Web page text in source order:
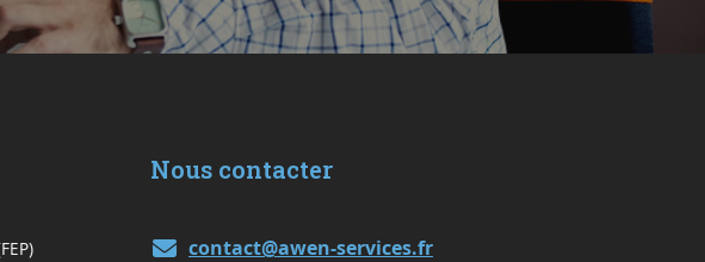
Nous contacter
contact@awen-services.fr